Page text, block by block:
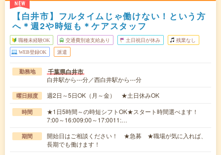
NEW
【白井市】フルタイムじゃ働けない！という方
へ＊週2や時短も＊ケアスタッフ
職種未経験OK 交通費別途支給あり 土日祝日が休み 残業なし
WEB登録OK 派遣
勤務地 千葉県白井市
白井駅から---分／西白井駅から---分
曜日頻度 週2日～5日OK（月～金） ★土日休みOK
時間
★1日5時間～の時短シフトOK★スタート時間選べます！
7:00～16:009:00～17:0011:…
期間
開始日はご相談ください！ ★急募 ★職場が気に入れば、
長期でも働けます！